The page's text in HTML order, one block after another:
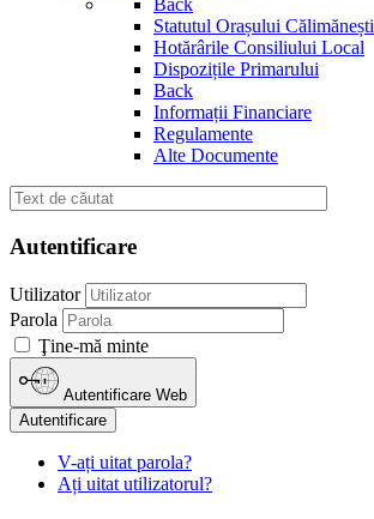
Back
Statutul Orașului Călimănești
Hotărârile Consiliului Local
Dispozițile Primarului
Back
Informații Financiare
Regulamente
Alte Documente
Autentificare
Utilizator
Parola
Ţine-mă minte
Autentificare Web
Autentificare
V-ați uitat parola?
Ați uitat utilizatorul?